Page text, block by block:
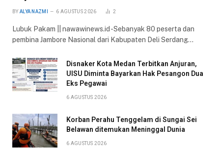
BY ALYA NAZMI 6 AGUSTUS 2026 2
Lubuk Pakam || nawawinews.id -Sebanyak 80 peserta dan
pembina Jambore Nasional dari Kabupaten Deli Serdang…
Disnaker Kota Medan Terbitkan Anjuran,
UISU Diminta Bayarkan Hak Pesangon Dua
Eks Pegawai
6 AGUSTUS 2026
Korban Perahu Tenggelam di Sungai Sei
Belawan ditemukan Meninggal Dunia
6 AGUSTUS 2026